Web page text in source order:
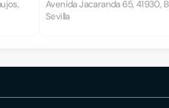
Avenida Jacaranda 65, 41930,
Sevilla